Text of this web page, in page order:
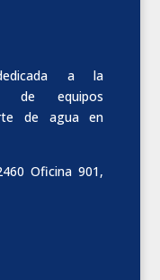
a la
de equipos
de agua en
Oficina 901,